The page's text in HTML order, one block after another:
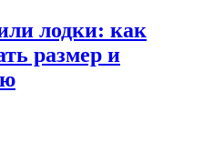
лодки: как
размер и